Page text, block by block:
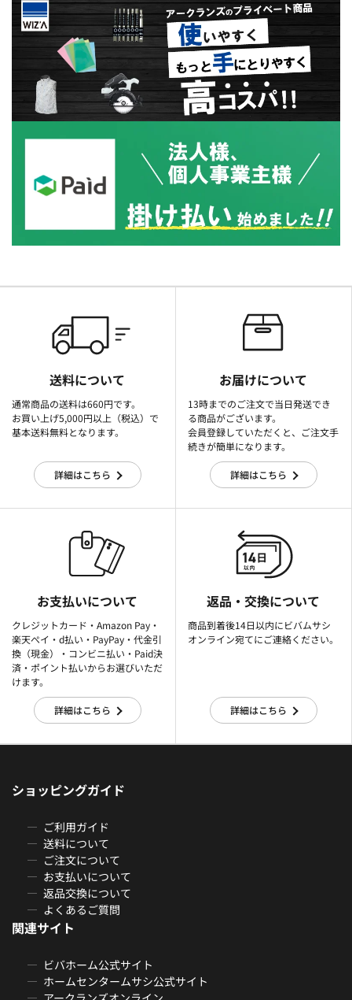
送料について
通常商品の送料は660円です。
お買い上げ5,000円以上（税込）で
基本送料無料となります。
詳細はこちら
お届けについて
13時までのご注文で当日発送でき
る商品がございます。
会員登録していただくと、ご注文手
続きが簡単になります。
詳細はこちら
お支払いについて
クレジットカード・Amazon Pay・
楽天ぺイ・d払い・PayPay・代金引
換（現金）・コンビニ払い・Paid決
済・ポイント払いからお選びいただ
けます。
詳細はこちら
返品・交換について
商品到着後14日以内にビバムサシ
オンライン宛てにご連絡ください。
詳細はこちら
ショッピングガイド
ご利用ガイド
送料について
ご注文について
お支払いについて
返品交換について
よくあるご質問
関連サイト
ビバホーム公式サイト
ホームセンタームサシ公式サイト